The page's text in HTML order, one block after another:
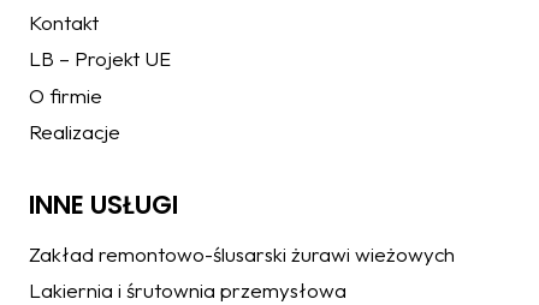
Kontakt
LB – Projekt UE
O firmie
Realizacje
INNE USŁUGI
Zakład remontowo-ślusarski żurawi wieżowych
Lakiernia i śrutownia przemysłowa